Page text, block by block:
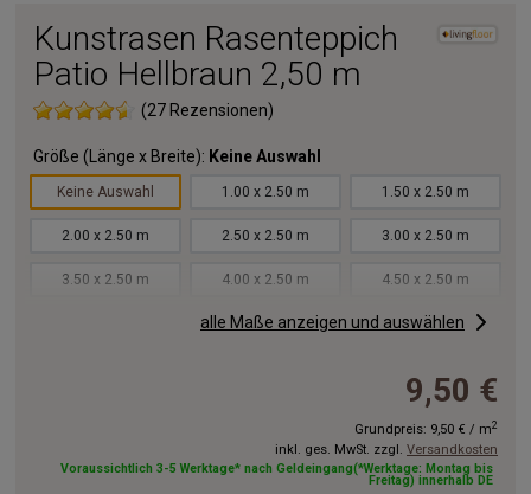
Kunstrasen Rasenteppich
Patio Hellbraun 2,50 m
(27 Rezensionen)
Größe (Länge x Breite): Keine Auswahl
Keine Auswahl 1.00 x 2.50 m 1.50 x 2.50 m
2.00 x 2.50 m 2.50 x 2.50 m 3.00 x 2.50 m
3.50 x 2.50 m 4.00 x 2.50 m 4.50 x 2.50 m
5.50 x 2.50 m 6.00 x 2.50 m
9.00 x 2.50 m
10.00x2.50 m 11.00x2.50 m
alle Maße anzeigen und auswählen
9,50 €
Grundpreis: 9,50 € / m2
inkl. ges. MwSt. zzgl. Versandkosten
Voraussichtlich 3-5 Werktage* nach Geldeingang(*Werktage: Montag bis
Freitag) innerhalb DE